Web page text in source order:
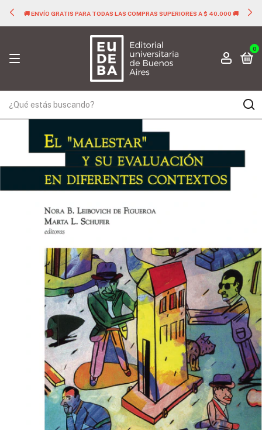
🚚 ENVÍO GRATIS PARA TODAS LAS COMPRAS SUPERIORES A $ 40.000 🚚
0